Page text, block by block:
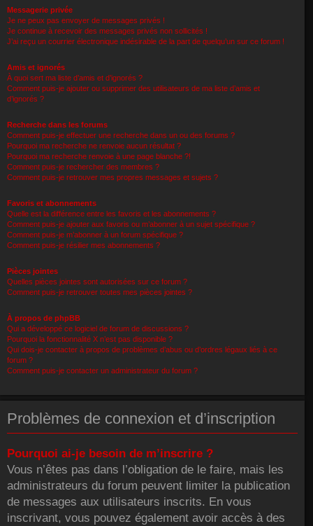
Messagerie privée
Je ne peux pas envoyer de messages privés !
Je continue à recevoir des messages privés non sollicités !
J’ai reçu un courrier électronique indésirable de la part de quelqu’un sur ce forum !
Amis et ignorés
À quoi sert ma liste d’amis et d’ignorés ?
Comment puis-je ajouter ou supprimer des utilisateurs de ma liste d’amis et
d’ignorés ?
Recherche dans les forums
Comment puis-je effectuer une recherche dans un ou des forums ?
Pourquoi ma recherche ne renvoie aucun résultat ?
Pourquoi ma recherche renvoie à une page blanche ?!
Comment puis-je rechercher des membres ?
Comment puis-je retrouver mes propres messages et sujets ?
Favoris et abonnements
Quelle est la différence entre les favoris et les abonnements ?
Comment puis-je ajouter aux favoris ou m’abonner à un sujet spécifique ?
Comment puis-je m’abonner à un forum spécifique ?
Comment puis-je résilier mes abonnements ?
Pièces jointes
Quelles pièces jointes sont autorisées sur ce forum ?
Comment puis-je retrouver toutes mes pièces jointes ?
À propos de phpBB
Qui a développé ce logiciel de forum de discussions ?
Pourquoi la fonctionnalité X n’est pas disponible ?
Qui dois-je contacter à propos de problèmes d’abus ou d’ordres légaux liés à ce
forum ?
Comment puis-je contacter un administrateur du forum ?
Problèmes de connexion et d’inscription
Pourquoi ai-je besoin de m’inscrire ?
Vous n’êtes pas dans l’obligation de le faire, mais les
administrateurs du forum peuvent limiter la publication
de messages aux utilisateurs inscrits. En vous
inscrivant, vous pouvez également avoir accès à des